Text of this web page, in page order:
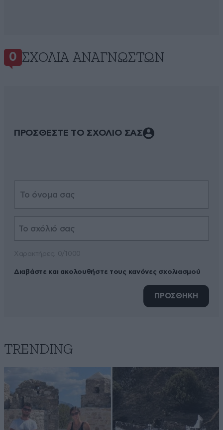
0 ΣΧΌΛΙΑ ΑΝΑΓΝΩΣΤΏΝ
ΠΡΟΣΘΕΣΤΕ ΤΟ ΣΧΟΛΙΟ ΣΑΣ
Διαβάστε και ακολουθήστε τους κανόνες σχολιασμού
ΠΡΟΣΘΗΚΗ
TRENDING